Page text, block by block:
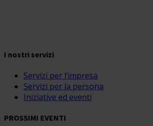
I nostri servizi
Servizi per l’impresa
Servizi per la persona
Iniziative ed eventi
PROSSIMI EVENTI